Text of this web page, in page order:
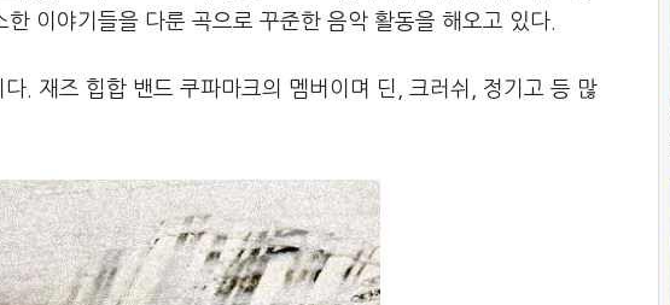
한 이야기들을 다룬 곡으로 꾸준한 음악 활동을 해오고 있다.
. 재즈 힙합 밴드 쿠파마크의 멤버이며 딘, 크러쉬, 정기고 등 많